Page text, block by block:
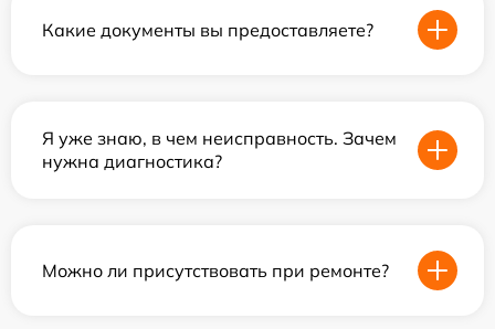
Какие документы вы предоставляете?
Я уже знаю, в чем неисправность. Зачем
нужна диагностика?
Можно ли присутствовать при ремонте?